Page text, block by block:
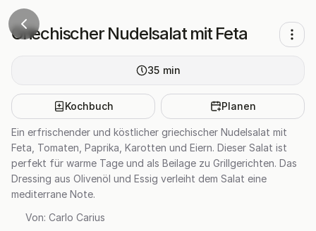
Griechischer Nudelsalat mit Feta
35 min
Kochbuch Planen
Ein erfrischender und köstlicher griechischer Nudelsalat mit
Feta, Tomaten, Paprika, Karotten und Eiern. Dieser Salat ist
perfekt für warme Tage und als Beilage zu Grillgerichten. Das
Dressing aus Olivenöl und Essig verleiht dem Salat eine
mediterrane Note.
Von: Carlo Carius